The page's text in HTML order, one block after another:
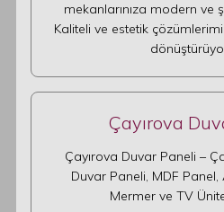
mekanlarınıza modern ve
Kaliteli ve estetik
Çayırova
Çayırova Duvar Paneli –
Duvar Paneli, MDF Panel,
Mermer ve TV